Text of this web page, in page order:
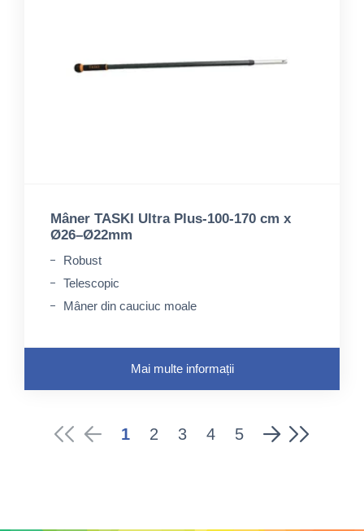
Mâner TASKI Ultra Plus-100-170 cm x
Ø26–Ø22mm
Robust
Telescopic
Mâner din cauciuc moale
Mai multe informații
1 2 3 4 5